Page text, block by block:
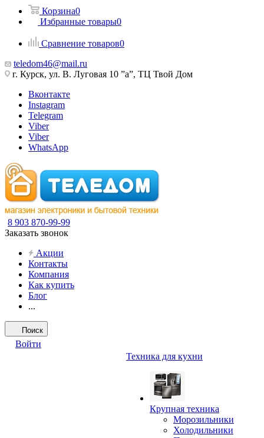
Корзина0
Избранные товары0
Сравнение товаров0
teledom46@mail.ru
г. Курск, ул. В. Луговая 10 ”а”, ТЦ Твой Дом
Вконтакте
Instagram
Telegram
Viber
Viber
WhatsApp
8 903 870-99-99
Заказать звонок
Акции
Контакты
Компания
Как купить
Блог
...
Поиск
Войти
Техника для кухни
Крупная техника
Морозильники
Холодильники